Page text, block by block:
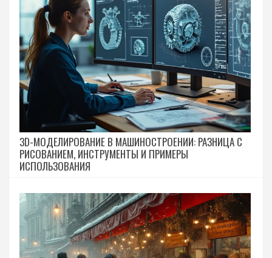
3D-МОДЕЛИРОВАНИЕ В МАШИНОСТРОЕНИИ: РАЗНИЦА С
РИСОВАНИЕМ, ИНСТРУМЕНТЫ И ПРИМЕРЫ
ИСПОЛЬЗОВАНИЯ